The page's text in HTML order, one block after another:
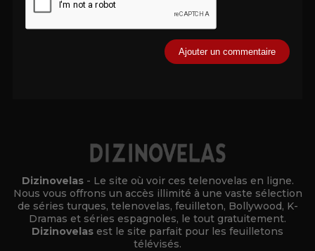
Dizinovelas - Le site où voir ces telenovelas en ligne.
Nous vous offrons un accès illimité à une vaste sélection
de séries turques, telenovelas, feuilleton, Bollywood, K-
Dramas et séries espagnoles, le tout gratuitement.
Dizinovelas est le site parfait pour les feuilletons
télévisés.